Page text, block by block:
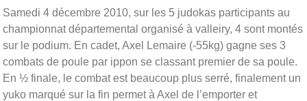
Samedi 4 décembre 2010, sur les 5 judokas participants au
championnat départemental organisé à valleiry, 4 sont montés
sur le podium. En cadet, Axel Lemaire (-55kg) gagne ses 3
combats de poule par ippon se classant premier de sa poule.
En ½ finale, le combat est beaucoup plus serré, finalement un
yuko marqué sur la fin permet à Axel de l’emporter et